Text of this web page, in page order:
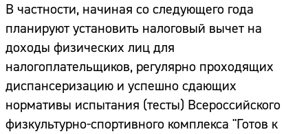
В частности, начиная со следующего года
планируют установить налоговый вычет на
доходы физических лиц для
налогоплательщиков, регулярно проходящих
диспансеризацию и успешно сдающих
нормативы испытания (тесты) Всероссийского
физкультурно-спортивного комплекса "Готов к